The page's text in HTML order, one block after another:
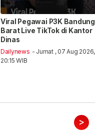
Viral Pegawai P3K Bandung
Barat Live TikTok di Kantor
Dinas
Dailynews - Jumat , 07 Aug 2026,
20:15 WIB
>